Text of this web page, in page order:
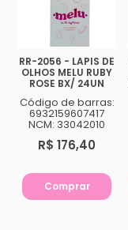
RR-2056 - LAPIS DE
OLHOS MELU RUBY
ROSE BX/ 24UN
Código de barras:
6932159607417
NCM: 33042010
R$ 176,40
Comprar